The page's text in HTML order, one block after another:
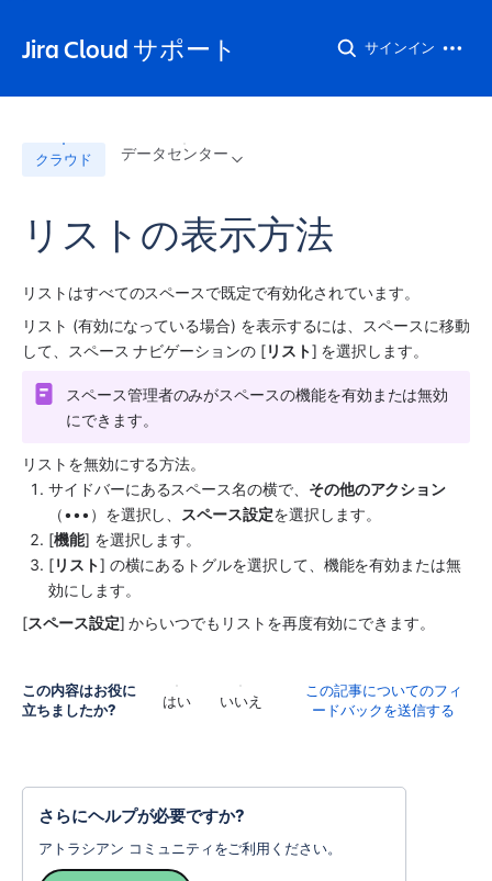
Jira Cloud サポート サインイン
クラウド データセンター
リストの表示方法
リストはすべてのスペースで既定で有効化されています。
リスト (有効になっている場合) を表示するには、スペースに移動
して、スペース ナビゲーションの [リスト] を選択します。
スペース管理者のみがスペースの機能を有効または無効
にできます。
リストを無効にする方法。
サイドバーにあるスペース名の横で、 その他のアクション
（•••）を選択し、 スペース設定を選択します。
[機能] を選択します。
[リスト] の横にあるトグルを選択して、機能を有効または無
効にします。
[スペース設定] からいつでもリストを再度有効にできます。
この内容はお役に
立ちましたか?
はい いいえ
この記事についてのフィ
ードバックを送信する
さらにヘルプが必要ですか?
アトラシアン コミュニティをご利用ください。